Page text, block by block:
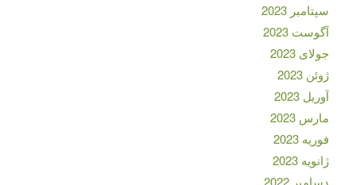
سپتامبر 2023
آگوست 2023
جولای 2023
ژوئن 2023
آوریل 2023
مارس 2023
فوریه 2023
ژانویه 2023
دسامبر 2022